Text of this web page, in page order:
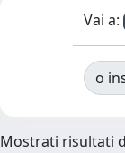
Vai a:
o
Mostrati risultati